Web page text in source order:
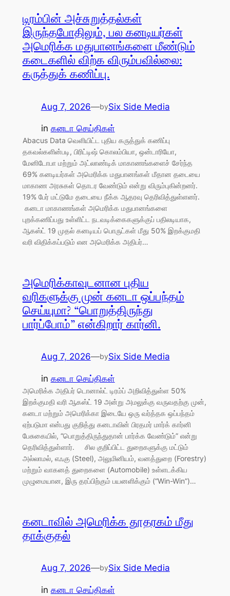
டிரம்பின் அச்சுறுத்தல்கள்
இருந்தபோதிலும், பல கனடியர்கள்
அமெரிக்க மதுபானங்களை மீண்டும்
கடைகளில் விற்க விரும்பவில்லை:
கருத்துக் கணிப்பு.
Aug 7, 2026—bySix Side Media
in கனடா செய்திகள்
Abacus Data வெளியிட்ட புதிய கருத்துக் கணிப்பு
தகவல்களின்படி, பிரிட்டிஷ் கொலம்பியா, ஒன்டாரியோ,
மேனிடோபா மற்றும் அட்லாண்டிக் மாகாணங்களைச் சேர்ந்த
69% கனடியர்கள் அமெரிக்க மதுபானங்கள் மீதான தடையை
மாகாண அரசுகள் தொடர வேண்டும் என்று விரும்புகின்றனர்.
19% பேர் மட்டுமே தடையை நீக்க ஆதரவு தெரிவித்துள்ளனர்.
கனடா மாகாணங்கள் அமெரிக்க மதுபானங்களை
புறக்கணிப்பது உள்ளிட்ட நடவடிக்கைகளுக்குப் பதிலடியாக,
ஆகஸ்ட் 19 முதல் கனடியப் பொருட்கள் மீது 50% இறக்குமதி
வரி விதிக்கப்படும் என அமெரிக்க அதிபர்…
அமெரிக்காவுடனான புதிய
வரிகளுக்கு முன் கனடா ஒப்பந்தம்
செய்யுமா? “பொறுத்திருந்து
பார்ப்போம்” என்கிறார் கார்னி.
Aug 7, 2026—bySix Side Media
in கனடா செய்திகள்
அமெரிக்க அதிபர் டொனால்ட் டிரம்ப் அறிவித்துள்ள 50%
இறக்குமதி வரி ஆகஸ்ட் 19 அன்று அமலுக்கு வருவதற்கு முன்,
கனடா மற்றும் அமெரிக்கா இடையே ஒரு வர்த்தக ஒப்பந்தம்
ஏற்படுமா என்பது குறித்து கனடாவின் பிரதமர் மார்க் கார்னி
பேசுகையில், “பொறுத்திருந்துதான் பார்க்க வேண்டும்” என்று
தெரிவித்துள்ளார். சில குறிப்பிட்ட துறைகளுக்கு மட்டும்
அல்லாமல், எஃகு (Steel), அலுமினியம், வனத்துறை (Forestry)
மற்றும் வாகனத் துறைகளை (Automobile) உள்ளடக்கிய
முழுமையான, இரு தரப்பிற்கும் பயனளிக்கும் (“Win-Win”)…
கனடாவில் அமெரிக்க தூதரகம் மீது
தாக்குதல்
Aug 7, 2026—bySix Side Media
in கனடா செய்திகள்